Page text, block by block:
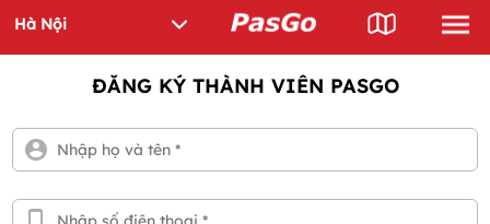
ĐĂNG KÝ THÀNH VIÊN PASGO